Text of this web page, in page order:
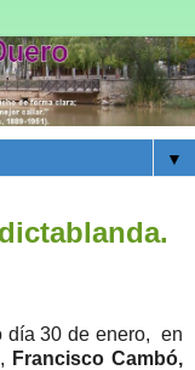
▼
día 30 de enero, en
, Francisco Cambó,